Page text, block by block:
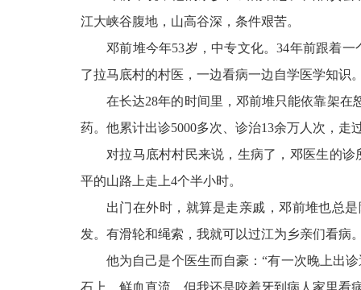
江大峡谷腹地，山高谷深，条件艰苦。
邓前堆今年53岁，中专文化。34年前跟着
了拉马底村的村医，一边看病一边自学医学知识
在长达28年的时间里，邓前堆只能依靠架在
药。他累计出诊5000多次、诊治13余万人次，走
对拉马底村村民来说，生病了，邓医生的
平的山路上走上4个半小时。
出门在外时，就算是走亲戚，邓前堆也总
发。有滑轮和绳索，我就可以过江为乡亲们看病
他为自己是个医生而自豪：“有一次晚上出
石上，鲜血直流。但我还是咬着牙到病人家里